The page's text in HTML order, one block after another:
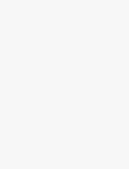
коттеджа
его